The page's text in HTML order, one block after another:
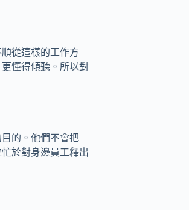
從這樣的工作方
懂得傾聽。所以對
的。他們不會把
於對身邊員工釋出